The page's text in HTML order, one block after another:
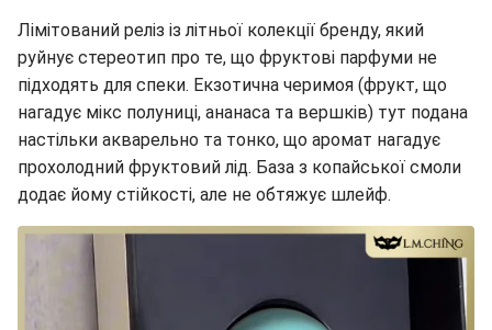
Лімітований реліз із літньої колекції бренду, який
руйнує стереотип про те, що фруктові парфуми не
підходять для спеки. Екзотична черимоя (фрукт, що
нагадує мікс полуниці, ананаса та вершків) тут подана
настільки акварельно та тонко, що аромат нагадує
прохолодний фруктовий лід. База з копайської смоли
додає йому стійкості, але не обтяжує шлейф.